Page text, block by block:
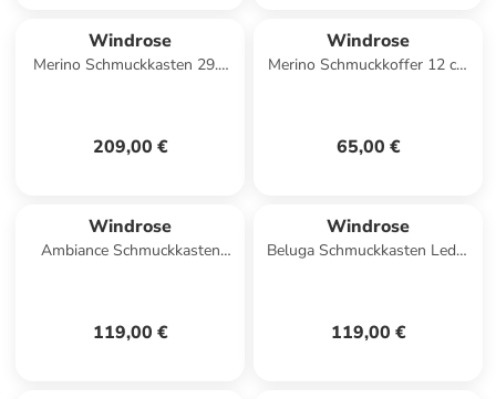
Windrose
Merino Schmuckkasten 29.5
209,00 €
Windrose
Merino Schmuckkoffer 12 cm
65,00 €
Windrose
Ambiance Schmuckkasten
119,00 €
Windrose
Beluga Schmuckkasten Leder
119,00 €